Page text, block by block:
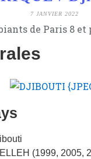
7 JANVIER 2022
de Paris 8
(1999, 2005,